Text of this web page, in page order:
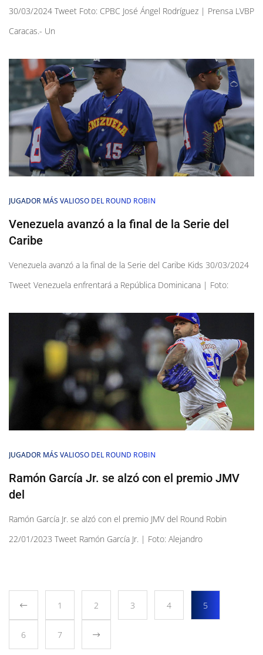
30/03/2024 Tweet Foto: CPBC José Ángel Rodríguez | Prensa LVBP
Caracas.- Un
JUGADOR MÁS VALIOSO DEL ROUND ROBIN
Venezuela avanzó a la final de la Serie del
Caribe
Venezuela avanzó a la final de la Serie del Caribe Kids 30/03/2024
Tweet Venezuela enfrentará a República Dominicana | Foto:
JUGADOR MÁS VALIOSO DEL ROUND ROBIN
Ramón García Jr. se alzó con el premio JMV
del
Ramón García Jr. se alzó con el premio JMV del Round Robin
22/01/2023 Tweet Ramón García Jr. | Foto: Alejandro
1 2 3 4 5
6 7